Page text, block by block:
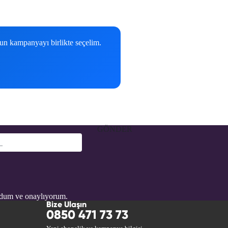
kampanyayı birlikte seçelim.
GÖNDER
ve onaylıyorum.
Bize Ulaşın
0850 471 73 73